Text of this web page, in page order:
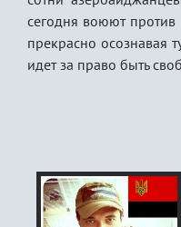
сегодня воюют против
прекрасно осознавая
идет за право быть